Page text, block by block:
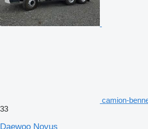
camion-
33
Daewoo Novus